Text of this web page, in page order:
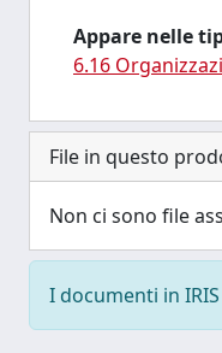
Appare nelle
6.16
File in questo
Non ci sono file
I documenti in